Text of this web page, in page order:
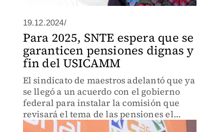
19.12.2024/
Para 2025, SNTE espera que se
garanticen pensiones dignas y
fin del USICAMM
El sindicato de maestros adelantó que ya
se llegó a un acuerdo con el gobierno
federal para instalar la comisión que
revisará el tema de las pensiones el
próximo año.